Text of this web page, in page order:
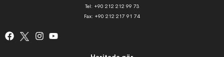
Tel: +90 212 212 99 73
Fax: +90 212 217 91 74